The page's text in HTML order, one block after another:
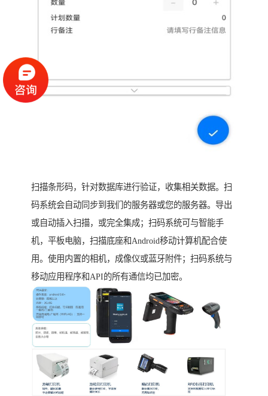
扫描条形码，针对数据库进行验证，收集相关数据。扫
码系统会自动同步到我们的服务器或您的服务器。导出
或自动插入扫描，或完全集成；扫码系统可与智能手
机，平板电脑，扫描底座和Android移动计算机配合使
用。使用内置的相机，成像仪或蓝牙附件；扫码系统与
移动应用程序和API的所有通信均已加密。